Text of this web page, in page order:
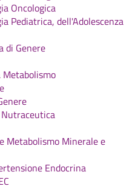
Oncologica
Pediatrica, dell'Adolescenza
di Genere
Metabolismo
Metabolismo Minerale e
Endocrina